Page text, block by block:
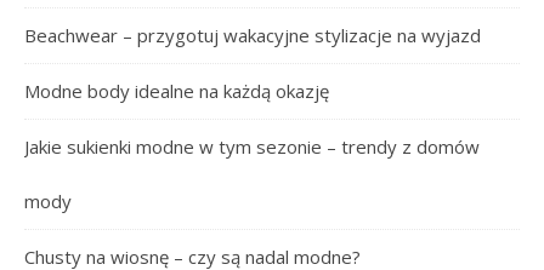
Beachwear – przygotuj wakacyjne stylizacje na wyjazd
Modne body idealne na każdą okazję
Jakie sukienki modne w tym sezonie – trendy z domów
mody
Chusty na wiosnę – czy są nadal modne?